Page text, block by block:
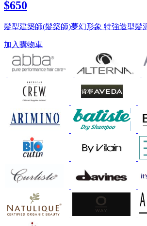
$650
髮型建築師(髮築師)夢幻形象 特強造型髮
加入購物車